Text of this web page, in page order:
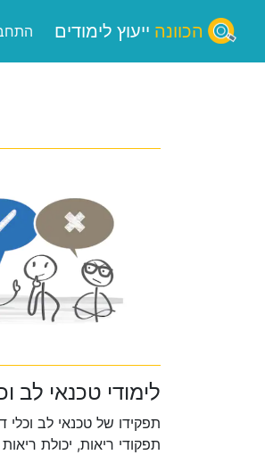
הכוונה ייעוץ לימודים
לימודי טכנאי לב
תפקידו של טכנאי לב
תפקודי ריאות, יכולת